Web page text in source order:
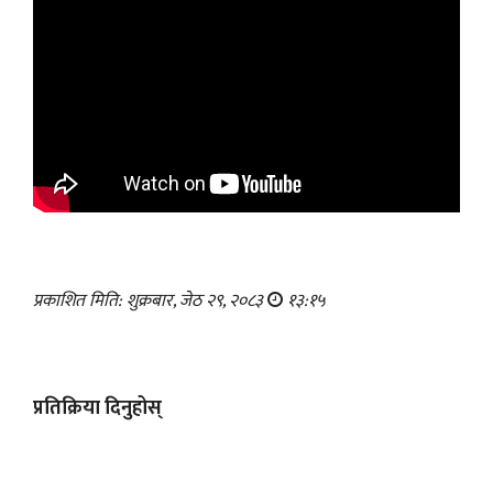
प्रकाशित मिति: शुक्रबार, जेठ २९, २०८३ १३:१५
प्रतिक्रिया दिनुहोस्